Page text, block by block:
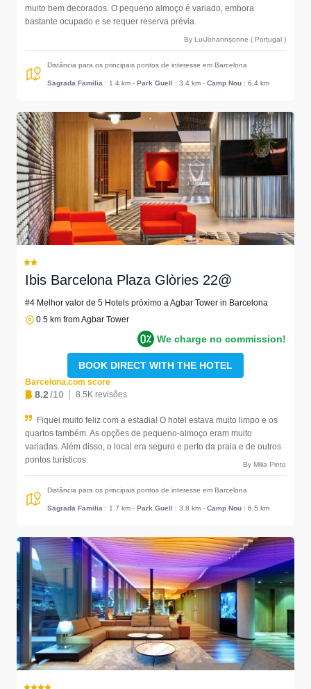
muito bem decorados. O pequeno almoço é variado, embora
bastante ocupado e se requer reserva prévia.
By LuiJohannsonne ( Portugal )
Distância para os principais pontos de interesse em Barcelona
Sagrada Familia : 1.4 km - Park Guell : 3.4 km - Camp Nou : 6.4 km
Ibis Barcelona Plaza Glòries 22@
#4 Melhor valor de 5 Hotels próximo a Agbar Tower in Barcelona
0.5 km from Agbar Tower
We charge no commission!
BOOK DIRECT WITH THE HOTEL
Barcelona.com score
8.2/10 8.5K revisões
Fiquei muito feliz com a estadia! O hotel estava muito limpo e os
quartos também. As opções de pequeno-almoço eram muito
variadas. Além disso, o local era seguro e perto da praia e de outros
pontos turísticos.
By Milia Pinto
Distância para os principais pontos de interesse em Barcelona
Sagrada Familia : 1.7 km - Park Guell : 3.8 km - Camp Nou : 6.5 km